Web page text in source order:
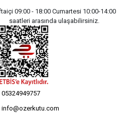
09:00 - 18:00 Cumartesi 10:00-14:00
saatleri arasında ulaşabilirsiniz.
05324949757
info@ozerkutu.com